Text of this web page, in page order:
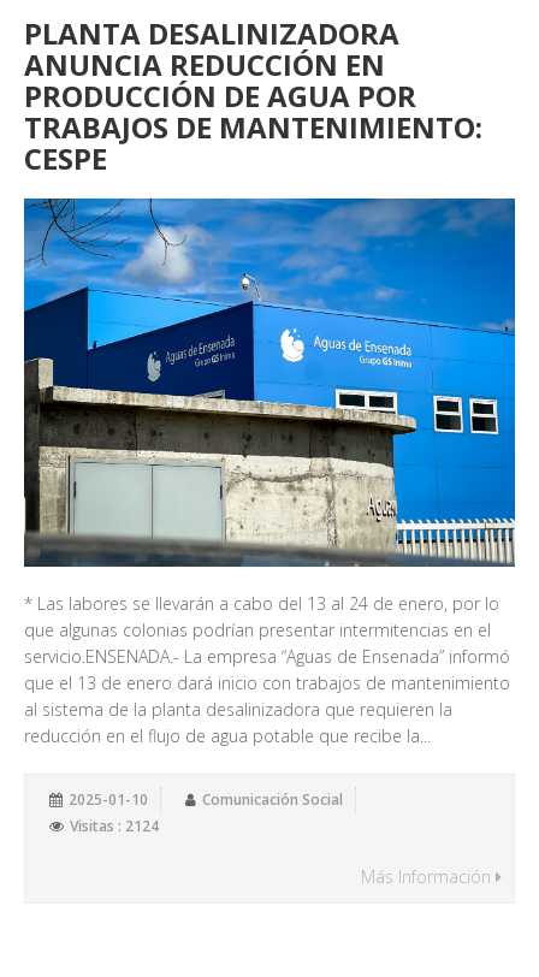
PLANTA DESALINIZADORA
ANUNCIA REDUCCIÓN EN
PRODUCCIÓN DE AGUA POR
TRABAJOS DE MANTENIMIENTO:
CESPE
* Las labores se llevarán a cabo del 13 al 24 de enero, por lo
que algunas colonias podrían presentar intermitencias en el
servicio.ENSENADA.- La empresa “Aguas de Ensenada” informó
que el 13 de enero dará inicio con trabajos de mantenimiento
al sistema de la planta desalinizadora que requieren la
reducción en el flujo de agua potable que recibe la...
2025-01-10
Comunicación Social
Visitas : 2124
Más Información